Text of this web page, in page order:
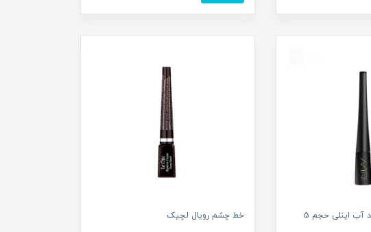
خط چشم ماژیکی ضد آب اینلی حجم 5
خط چشم رویال لچیک